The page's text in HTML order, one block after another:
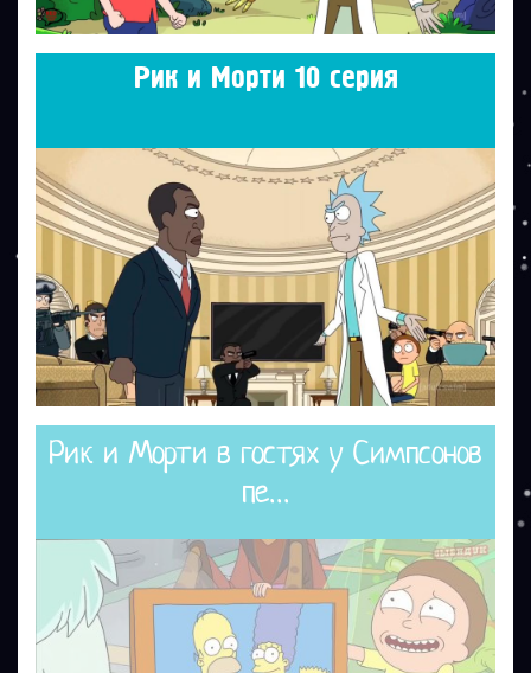
Рик и Морти 10 серия
Рик и Морти в гостях у Симпсонов
пе...